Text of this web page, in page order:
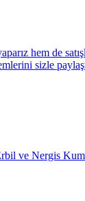
hem de
sizle
ve Nergis